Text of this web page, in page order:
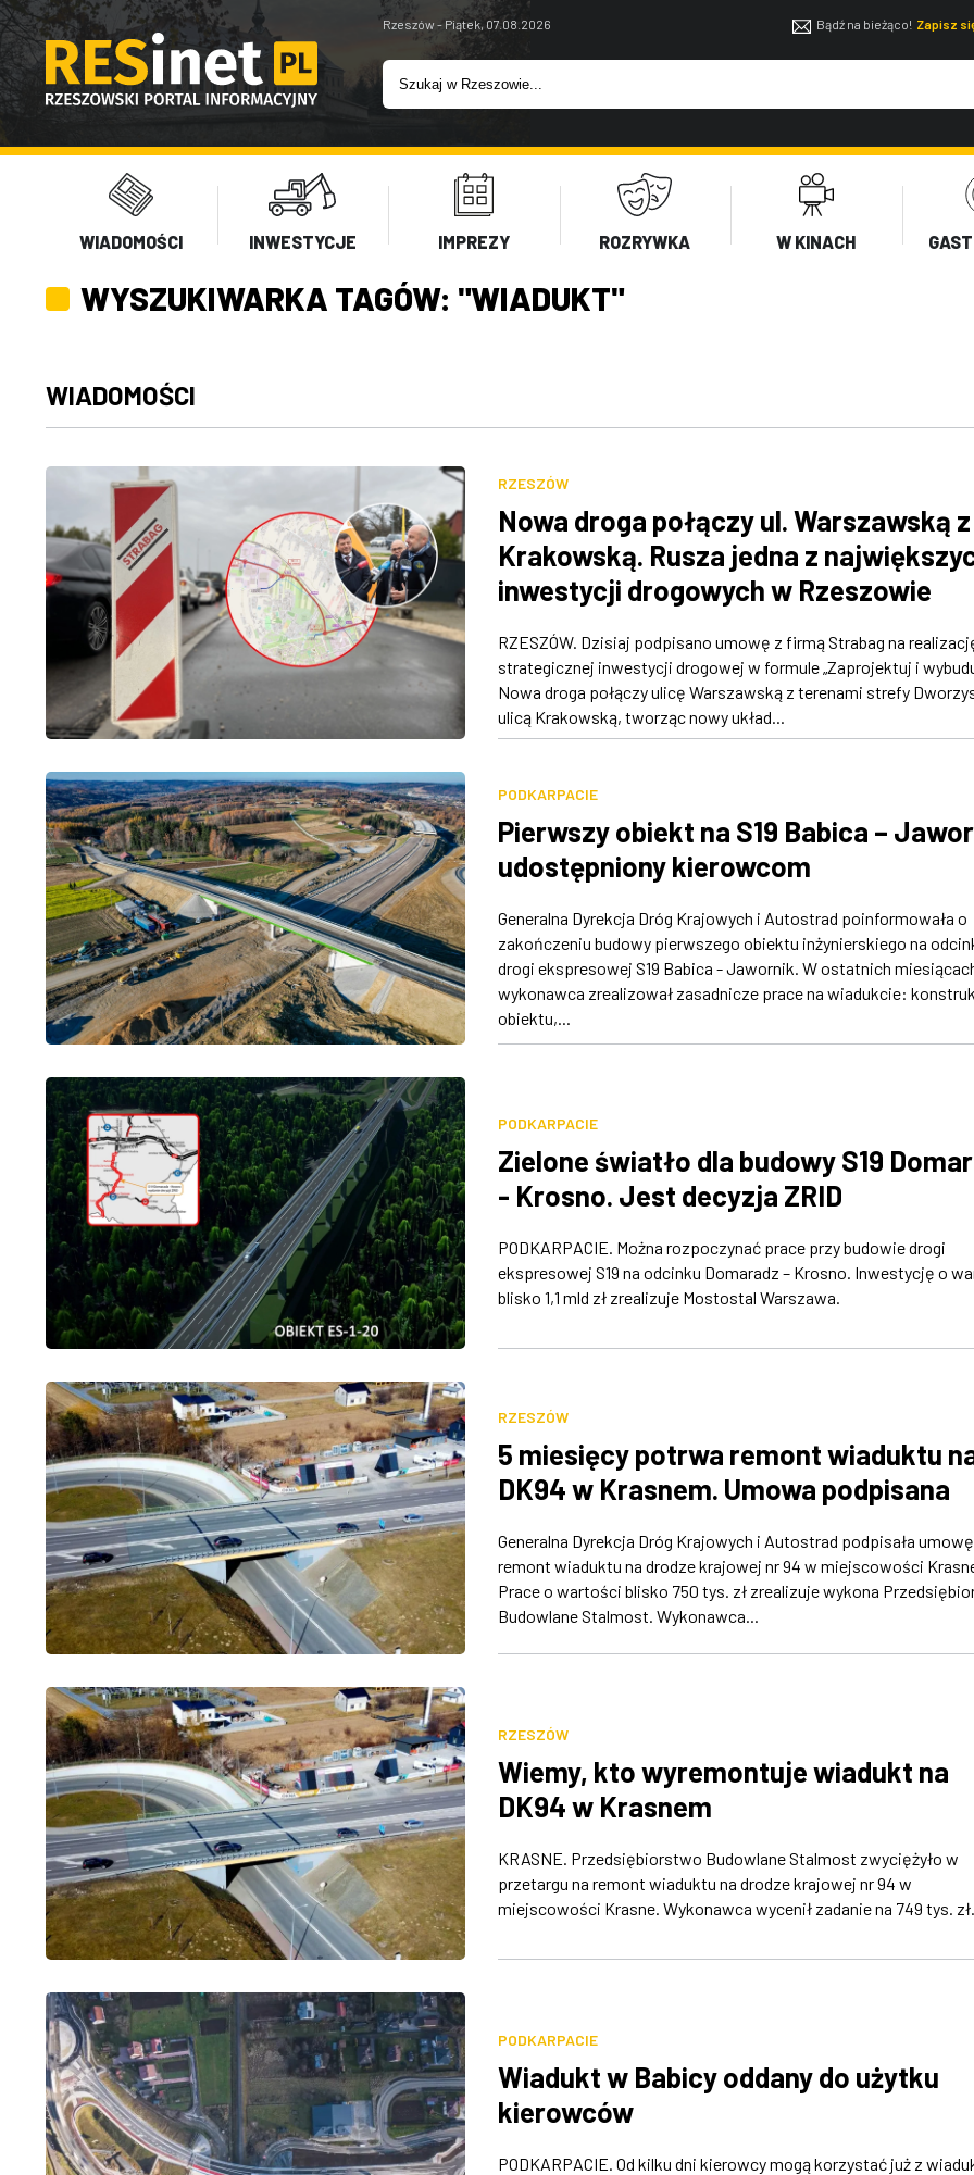
Rzeszów - Piątek, 07.08.2026 Bądź na bieżąco! Zapisz
WIADOMOŚCI INWESTYCJE IMPREZY ROZRYWKA W KINACH
WYSZUKIWARKA TAGÓW: "WIADUKT"
WIADOMOŚCI
RZESZÓW
Nowa droga połączy ul. Warszawską
Krakowską. Rusza jedna z
inwestycji drogowych w Rzeszowie
RZESZÓW. Dzisiaj podpisano umowę z firmą Strabag na
strategicznej inwestycji drogowej w formule „Zaprojektuj i
Nowa droga połączy ulicę Warszawską z terenami strefy
ulicą Krakowską, tworząc nowy układ...
PODKARPACIE
Pierwszy obiekt na S19 Babica –
udostępniony kierowcom
Generalna Dyrekcja Dróg Krajowych i Autostrad poinformowała o
zakończeniu budowy pierwszego obiektu inżynierskiego na
drogi ekspresowej S19 Babica - Jawornik. W ostatnich
wykonawca zrealizował zasadnicze prace na wiadukcie:
obiektu,...
PODKARPACIE
Zielone światło dla budowy S19
- Krosno. Jest decyzja ZRID
PODKARPACIE. Można rozpoczynać prace przy budowie drogi
ekspresowej S19 na odcinku Domaradz – Krosno. Inwestycję o
blisko 1,1 mld zł zrealizuje Mostostal Warszawa.
RZESZÓW
5 miesięcy potrwa remont wiaduktu
DK94 w Krasnem. Umowa podpisana
Generalna Dyrekcja Dróg Krajowych i Autostrad podpisała
remont wiaduktu na drodze krajowej nr 94 w miejscowości
Prace o wartości blisko 750 tys. zł zrealizuje wykona
Budowlane Stalmost. Wykonawca...
RZESZÓW
Wiemy, kto wyremontuje wiadukt na
DK94 w Krasnem
KRASNE. Przedsiębiorstwo Budowlane Stalmost zwyciężyło w
przetargu na remont wiaduktu na drodze krajowej nr 94 w
miejscowości Krasne. Wykonawca wycenił zadanie na 749 tys. zł.
PODKARPACIE
Wiadukt w Babicy oddany do użytku
kierowców
PODKARPACIE. Od kilku dni kierowcy mogą korzystać już z